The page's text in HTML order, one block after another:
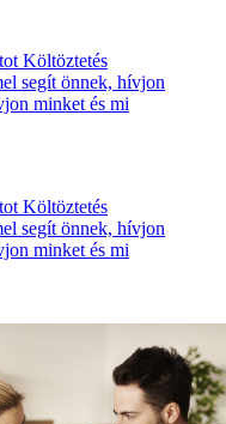
Költöztetés
segít önnek, hívjon
minket és mi
Költöztetés
segít önnek, hívjon
minket és mi